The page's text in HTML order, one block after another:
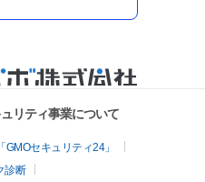
リティ事業について
セキュリティ24」
診断